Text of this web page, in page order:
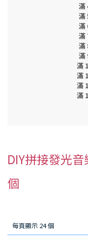
滿
滿
滿
滿
滿
滿
滿
滿
滿
滿
DIY拼接發光
個
每頁顯示 24 個